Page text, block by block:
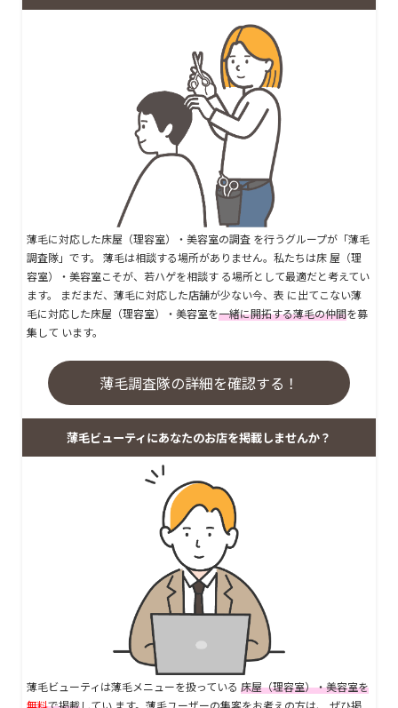
薄毛に対応した床屋（理容室）・美容室の調査 を行うグループが「薄毛
調査隊」です。 薄毛は相談する場所がありません。私たちは床 屋（理
容室）・美容室こそが、若ハゲを相談す る場所として最適だと考えてい
ます。 まだまだ、薄毛に対応した店舗が少ない今、表 に出てこない薄
毛に対応した床屋（理容室）・美容室を一緒に開拓する薄毛の仲間を募
集して います。
薄毛調査隊の詳細を確認する！
薄毛ビューティにあなたのお店を掲載しませんか？
薄毛ビューティは薄毛メニューを扱っている 床屋（理容室）・美容室を
無料で掲載してい ます。薄毛ユーザーの集客をお考えの方は、 ぜひ掲